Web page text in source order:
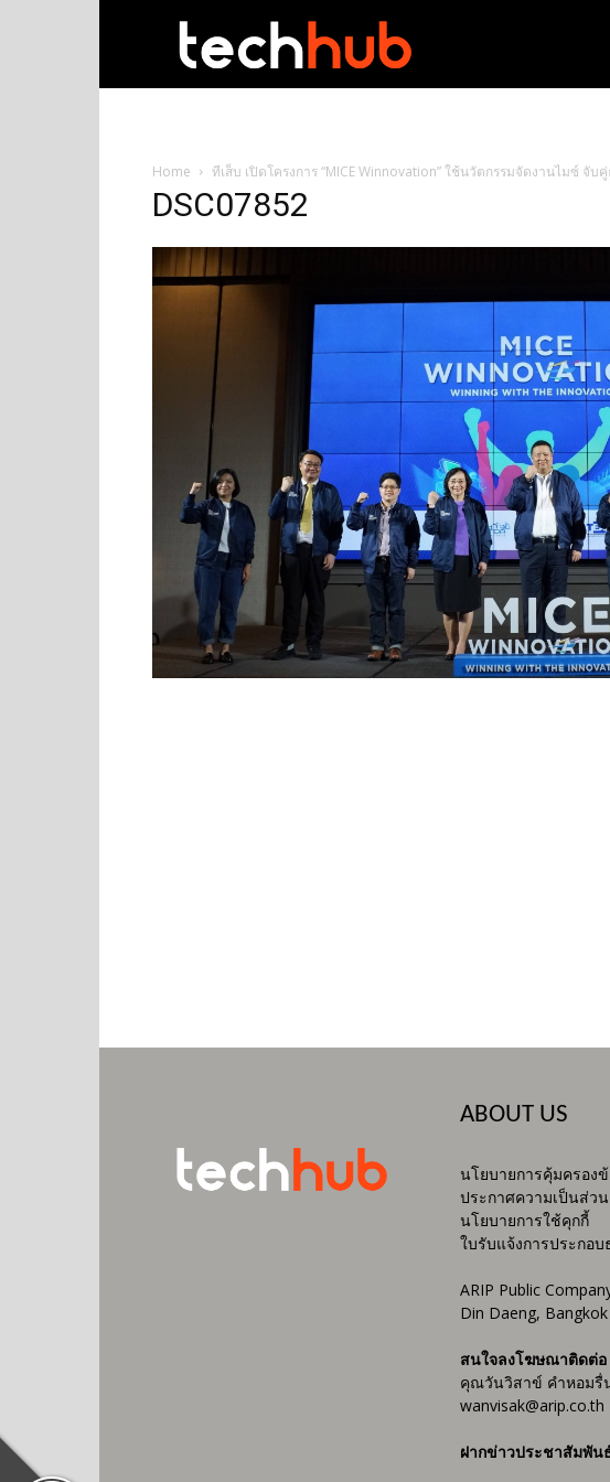
Home ทีเส็บ เปิดโครงการ “MICE Winnovation” ใช้นวัตกรรมจัดงานไมซ์ จั
DSC07852
ABOUT US
นโยบายการคุ้มครอง
ประกาศความเป็นส่ว
นโยบายการใช้คุกกี้
ใบรับแจ้งการประกอ
ARIP Public
Din Daeng,
สนใจลงโฆษณาติดต่อ
คุณวันวิสาข์ คำหอมรื่
wanvisak@arip.co.th
ฝากข่าวประชาสัมพัน